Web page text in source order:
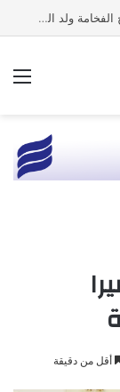
نواكشوط: استقبال جماهيري حاشد للعلامة الشيخ الفخامة ولد الشيخ سيديا
أقل من دقيقة